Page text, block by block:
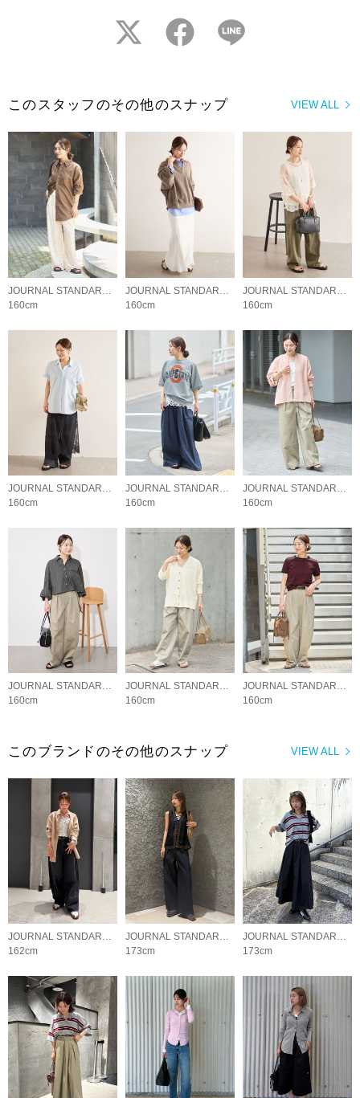
twitter facebook
VIEW ALL
このスタッフのその他のスナップ
160cm
160cm
160cm
160cm
160cm
160cm
JOURNAL STANDARD LADYS
160cm
JOURNAL STANDARD LADYS
160cm
JOURNAL STANDARD LADYS
160cm
VIEW ALL
このブランドのその他のスナップ
JOURNAL STANDARD LADYS
162cm
JOURNAL STANDARD LADYS
173cm
JOURNAL STANDARD LADYS
173cm